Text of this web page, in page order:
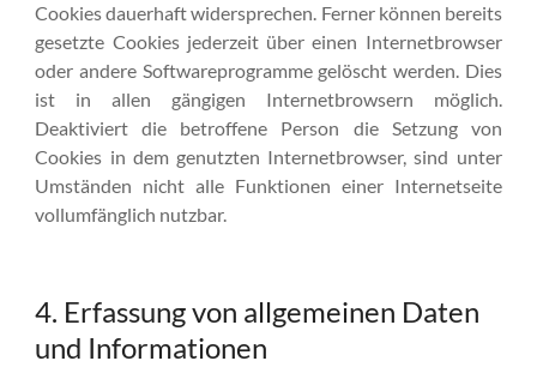
Cookies dauerhaft widersprechen. Ferner können bereits
gesetzte Cookies jederzeit über einen Internetbrowser
oder andere Softwareprogramme gelöscht werden. Dies
ist in allen gängigen Internetbrowsern möglich.
Deaktiviert die betroffene Person die Setzung von
Cookies in dem genutzten Internetbrowser, sind unter
Umständen nicht alle Funktionen einer Internetseite
vollumfänglich nutzbar.
4. Erfassung von allgemeinen Daten
und Informationen